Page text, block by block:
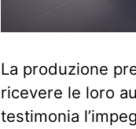
La produzione
ricevere le loro
testimonia